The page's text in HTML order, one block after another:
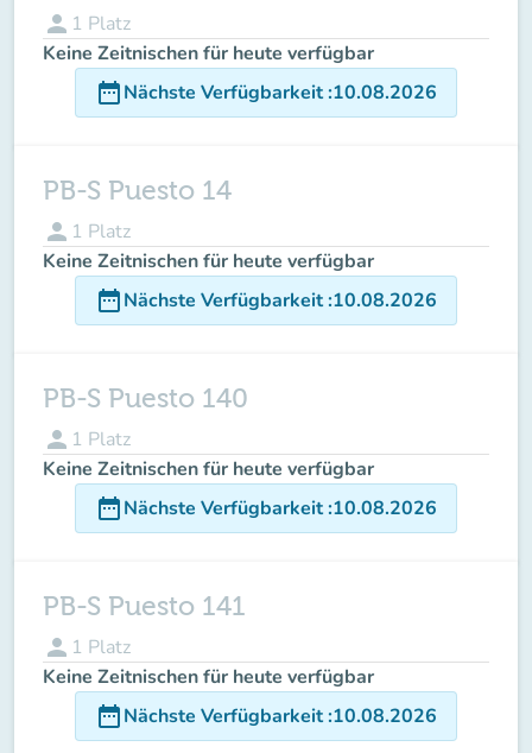
person 1 Platz
Keine Zeitnischen für heute verfügbar
date_rangeNächste Verfügbarkeit:10.08.2026
PB-S Puesto 14
person 1 Platz
Keine Zeitnischen für heute verfügbar
date_rangeNächste Verfügbarkeit:10.08.2026
PB-S Puesto 140
person 1 Platz
Keine Zeitnischen für heute verfügbar
date_rangeNächste Verfügbarkeit:10.08.2026
PB-S Puesto 141
person 1 Platz
Keine Zeitnischen für heute verfügbar
date_rangeNächste Verfügbarkeit:10.08.2026